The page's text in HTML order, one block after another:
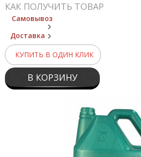
КАК ПОЛУЧИТЬ ТОВАР
Самовывоз
Доставка
КУПИТЬ В ОДИН КЛИК
В КОРЗИНУ